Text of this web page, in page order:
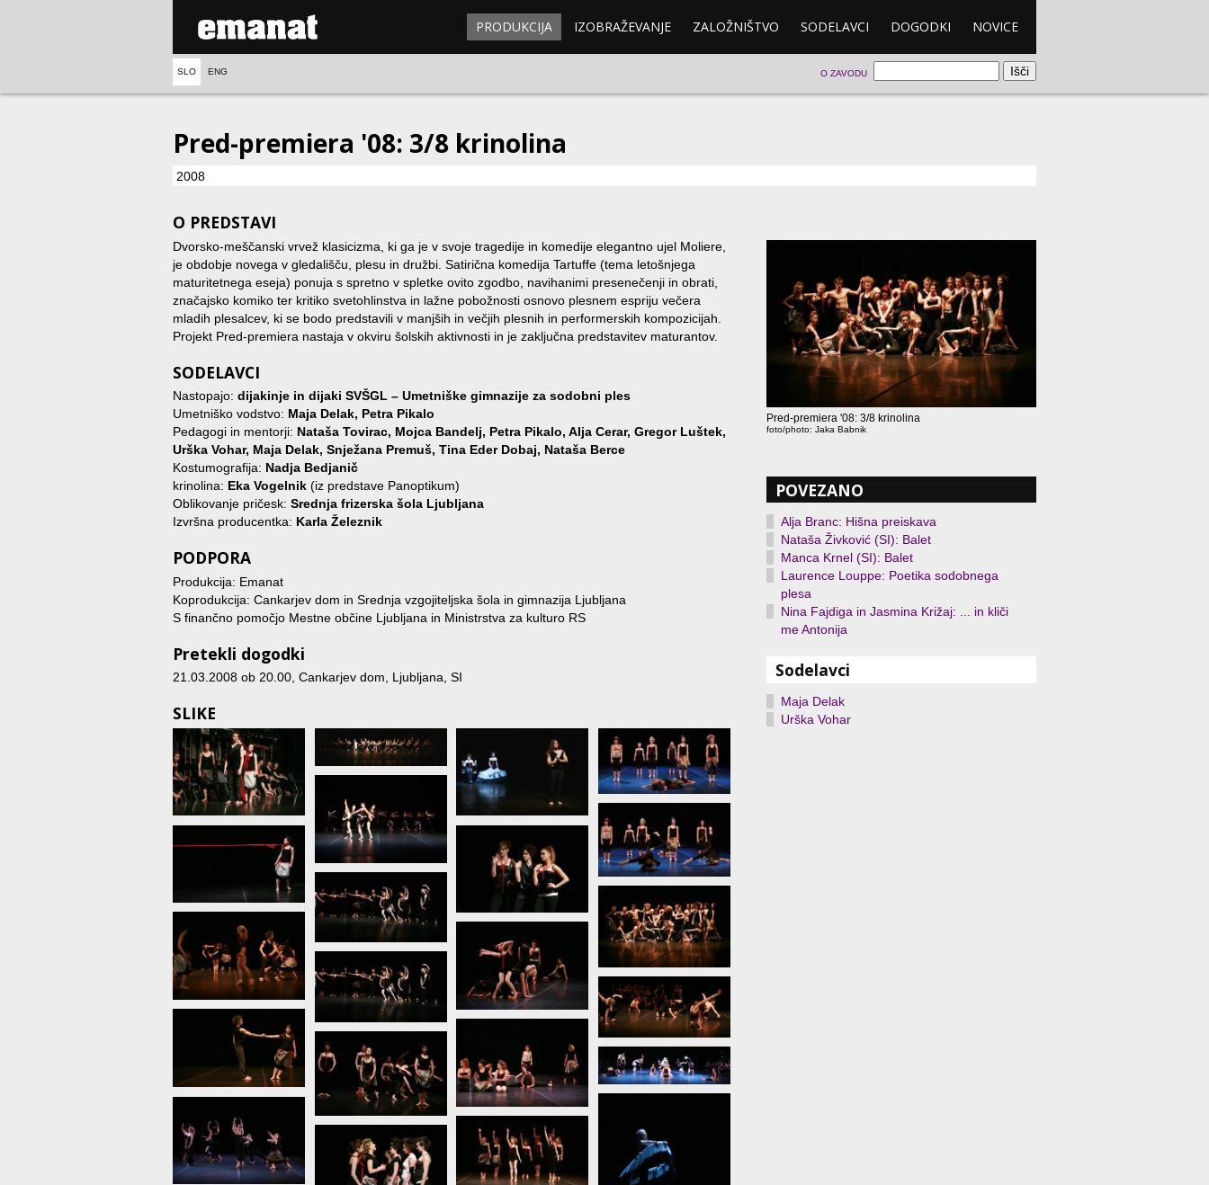
PRODUKCIJA IZOBRAŽEVANJE ZALOŽNIŠTVO SODELAVCI DOGODKI NOVICE
SLO ENG O ZAVODU
Pred-premiera '08: 3/8 krinolina
2008
Pred-premiera '08: 3/8 krinolina
foto/photo: Jaka Babnik
O PREDSTAVI
Dvorsko-meščanski vrvež klasicizma, ki ga je v svoje tragedije in komedije elegantno ujel Moliere,
je obdobje novega v gledališču, plesu in družbi. Satirična komedija Tartuffe (tema letošnjega
maturitetnega eseja) ponuja s spretno v spletke ovito zgodbo, navihanimi presenečenji in obrati,
značajsko komiko ter kritiko svetohlinstva in lažne pobožnosti osnovo plesnem espriju večera
mladih plesalcev, ki se bodo predstavili v manjših in večjih plesnih in performerskih kompozicijah.
Projekt Pred-premiera nastaja v okviru šolskih aktivnosti in je zaključna predstavitev maturantov.
SODELAVCI
Nastopajo: dijakinje in dijaki SVŠGL – Umetniške gimnazije za sodobni ples
Umetniško vodstvo: Maja Delak, Petra Pikalo
Pedagogi in mentorji: Nataša Tovirac, Mojca Bandelj, Petra Pikalo, Alja Cerar, Gregor Luštek,
Urška Vohar, Maja Delak, Snježana Premuš, Tina Eder Dobaj, Nataša Berce
Kostumografija: Nadja Bedjanič
krinolina: Eka Vogelnik (iz predstave Panoptikum)
Oblikovanje pričesk: Srednja frizerska šola Ljubljana
Izvršna producentka: Karla Železnik
PODPORA
Produkcija: Emanat
Koprodukcija: Cankarjev dom in Srednja vzgojiteljska šola in gimnazija Ljubljana
S finančno pomočjo Mestne občine Ljubljana in Ministrstva za kulturo RS
Pretekli dogodki
21.03.2008 ob 20.00, Cankarjev dom, Ljubljana, SI
SLIKE
POVEZANO
Alja Branc: Hišna preiskava
Nataša Živković (SI): Balet
Manca Krnel (SI): Balet
Laurence Louppe: Poetika sodobnega
plesa
Nina Fajdiga in Jasmina Križaj: ... in kliči
me Antonija
Sodelavci
Maja Delak
Urška Vohar